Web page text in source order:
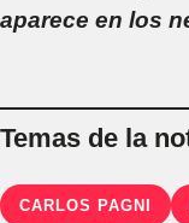
aparece en los
Temas de la
CARLOS PAGNI